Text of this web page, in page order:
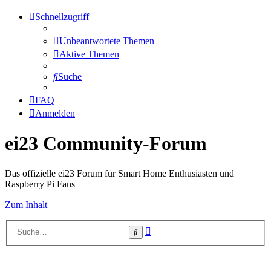
Schnellzugriff
Unbeantwortete Themen
Aktive Themen
Suche
FAQ
Anmelden
ei23 Community-Forum
Das offizielle ei23 Forum für Smart Home Enthusiasten und
Raspberry Pi Fans
Zum Inhalt
Suche